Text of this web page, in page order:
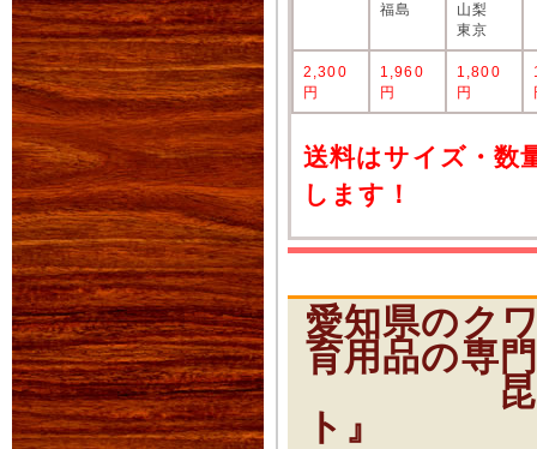
福島
山梨
東京
2,300
円
1,960
円
1,800
円
送料はサイズ・数
します！
愛知県のク
育用品の専
昆虫シ
ト』